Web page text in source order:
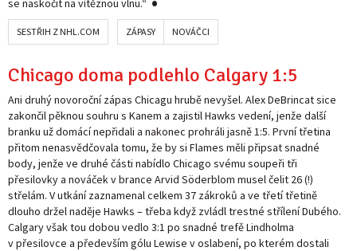
se naskočit na vítěznou vlnu.“
SESTŘIH Z NHL.COM ZÁPASY NOVÁČCI
Chicago doma podlehlo Calgary 1:5
Ani druhý novoroční zápas Chicagu hrubě nevyšel. Alex DeBrincat sice
zakončil pěknou souhru s Kanem a zajistil Hawks vedení, jenže další
branku už domácí nepřidali a nakonec prohráli jasně 1:5. První třetina
přitom nenasvědčovala tomu, že by si Flames měli připsat snadné
body, jenže ve druhé části nabídlo Chicago svému soupeři tři
přesilovky a nováček v brance Arvid Söderblom musel čelit 26 (!)
střelám. V utkání zaznamenal celkem 37 zákroků a ve třetí třetině
dlouho držel naděje Hawks – třeba když zvládl trestné střílení Dubého.
Calgary však tou dobou vedlo 3:1 po snadné trefě Lindholma
v přesilovce a především gólu Lewise v oslabení, po kterém dostali